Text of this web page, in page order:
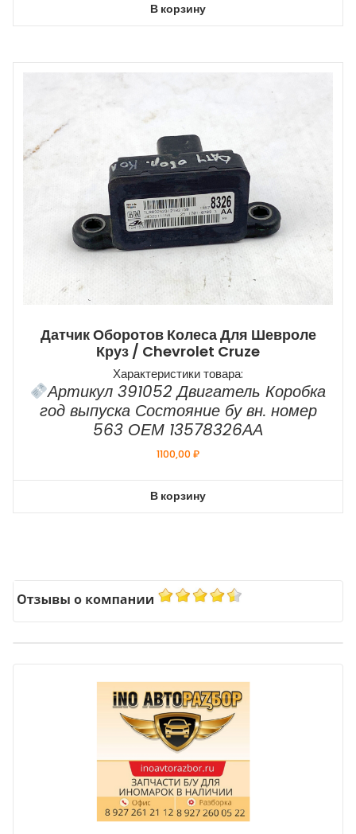
В корзину
Датчик Оборотов Колеса Для Шевроле
Круз / Chevrolet Cruze
Характеристики товара:
Артикул 391052 Двигатель Коробка
год выпуска Состояние бу вн. номер
563 ОЕМ 13578326АА
1100,00₽
В корзину